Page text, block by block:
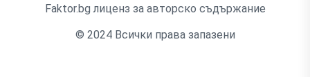
Faktor.bg лиценз за авторско съдържание
© 2024 Всички права запазени